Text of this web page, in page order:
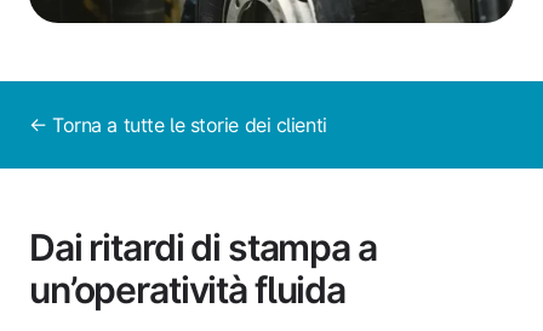
← Torna a tutte le storie dei clienti
Dai ritardi di stampa a
un’operatività fluida